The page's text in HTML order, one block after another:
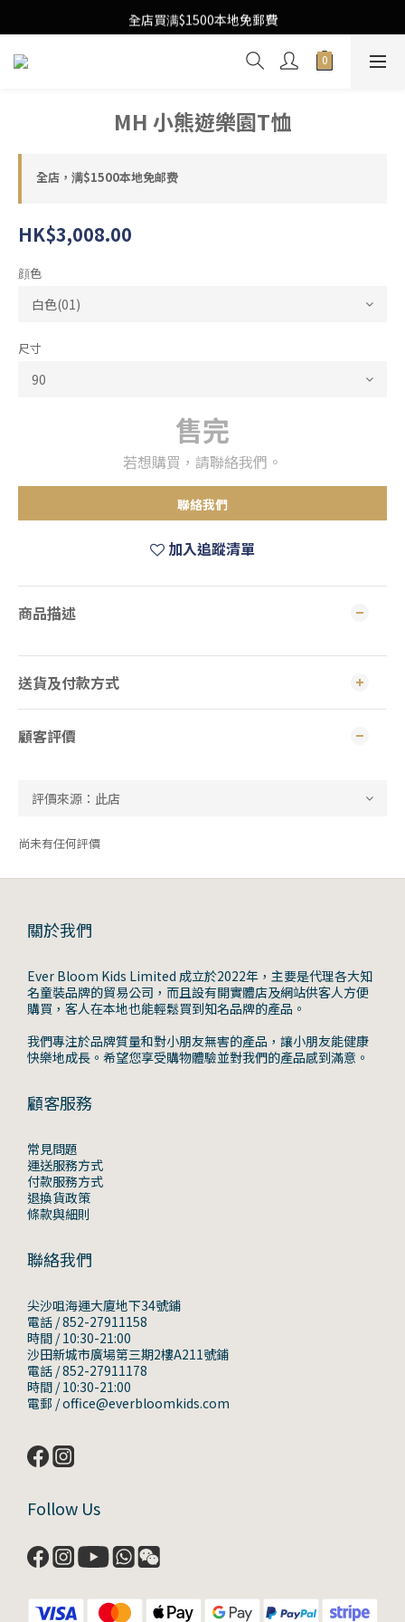
Free Local Shipping Upon $1500 purchase
全店買满$1500本地免郵費
Free Local Shipping Upon $1500 purchase
MH 小熊遊樂園T恤
全店，满$1500本地免邮费
HK$3,008.00
顔色
尺寸
售完
若想購買，請聯絡我們。
聯絡我們
加入追蹤清單
商品描述
送貨及付款方式
顧客評價
尚未有任何評價
關於我們
Ever Bloom Kids Limited 成立於2022年，主要是代理各大知
名童裝品牌的貿易公司，而且設有開實體店及網站供客人方便
購買，客人在本地也能輕鬆買到知名品牌的產品。
我們專注於品牌質量和對小朋友無害的產品，讓小朋友能健康
快樂地成長。希望您享受購物體驗並對我們的產品感到滿意。
顧客服務
常見問題
運送服務方式
付款服務方式
退換貨政策
條款與細則
聯絡我們
尖沙咀海運大廈地下34號鋪
電話 / 852-27911158
時間 / 10:30-21:00
沙田新城市廣場第三期2樓A211號鋪
電話 / 852-27911178
時間 / 10:30-21:00
電郵 / office@everbloomkids.com
Follow Us